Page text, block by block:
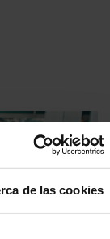
de las cookies